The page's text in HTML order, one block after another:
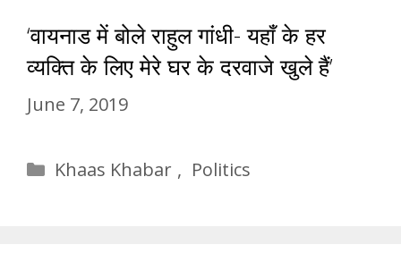
‘वायनाड में बोले राहुल गांधी- यहाँ के हर
व्यक्ति के लिए मेरे घर के दरवाजे खुले हैं’
June 7, 2019
Categories
Khaas Khabar , Politics